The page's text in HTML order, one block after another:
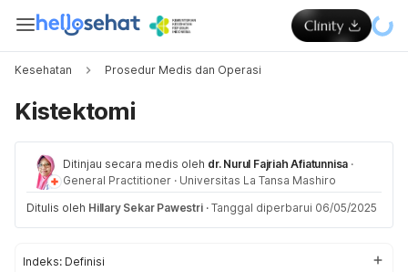
Kesehatan Prosedur Medis dan Operasi
Kistektomi
Ditinjau secara medis oleh dr. Nurul Fajriah Afiatunnisa ·
General Practitioner · Universitas La Tansa Mashiro
Ditulis oleh Hillary Sekar Pawestri · Tanggal diperbarui 06/05/2025
Indeks: Definisi